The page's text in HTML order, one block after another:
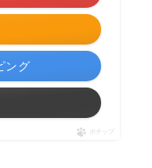
ング
ポチップ